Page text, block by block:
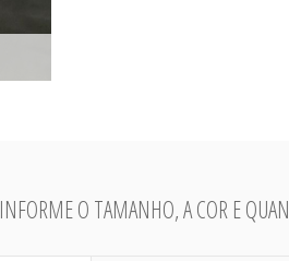
INFORME O TAMANHO, A COR E